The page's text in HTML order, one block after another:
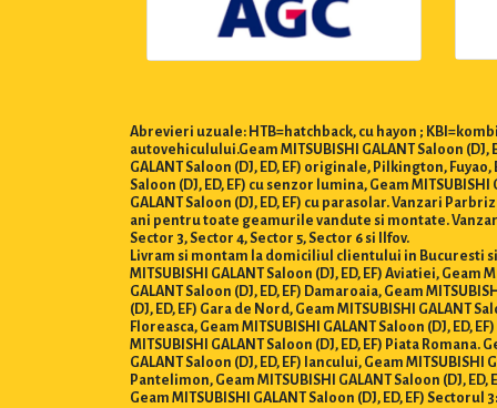
Abrevieri uzuale: HTB=hatchback, cu hayon ;
autovehiculului.Geam MITSUBISHI GALANT Saloon
GALANT Saloon (DJ, ED, EF) originale, Pilkington,
Saloon (DJ, ED, EF) cu senzor lumina, Geam
GALANT Saloon (DJ, ED, EF) cu parasolar. Vanzari
ani pentru toate geamurile vandute si montate. Vanzari
Sector 3, Sector 4, Sector 5, Sector 6 si Ilfov.
Livram si montam la domiciliul clientului in Bucuresti si
MITSUBISHI GALANT Saloon (DJ, ED, EF) Aviatiei, Geam
GALANT Saloon (DJ, ED, EF) Damaroaia, Geam
(DJ, ED, EF) Gara de Nord, Geam MITSUBISHI GALANT
Floreasca, Geam MITSUBISHI GALANT Saloon (DJ, ED,
MITSUBISHI GALANT Saloon (DJ, ED, EF) Piata Romana.
GALANT Saloon (DJ, ED, EF) Iancului, Geam MITSUBISHI
Pantelimon, Geam MITSUBISHI GALANT Saloon (DJ, ED,
Geam MITSUBISHI GALANT Saloon (DJ, ED, EF) Sectorul